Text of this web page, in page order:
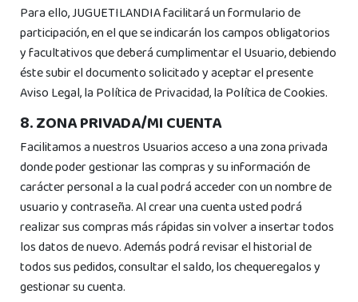
Para ello, JUGUETILANDIA facilitará un formulario de
participación, en el que se indicarán los campos obligatorios
y facultativos que deberá cumplimentar el Usuario, debiendo
éste subir el documento solicitado y aceptar el presente
Aviso Legal, la Política de Privacidad, la Política de Cookies.
8. ZONA PRIVADA/MI CUENTA
Facilitamos a nuestros Usuarios acceso a una zona privada
donde poder gestionar las compras y su información de
carácter personal a la cual podrá acceder con un nombre de
usuario y contraseña. Al crear una cuenta usted podrá
realizar sus compras más rápidas sin volver a insertar todos
los datos de nuevo. Además podrá revisar el historial de
todos sus pedidos, consultar el saldo, los chequeregalos y
gestionar su cuenta.